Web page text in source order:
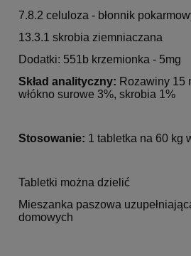
7.8.2 celuloza - błonnik
13.3.1 skrobia ziemniaczana
Dodatki: 551b krzemionka - 5mg
Skład analityczny: Rozawiny 15
włókno surowe 3%, skrobia 1%
Stosowanie: 1 tabletka na 60 kg
Tabletki można dzielić
Mieszanka paszowa
domowych